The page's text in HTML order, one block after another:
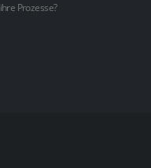
Prozesse?